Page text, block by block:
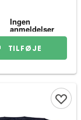
TILFØJE